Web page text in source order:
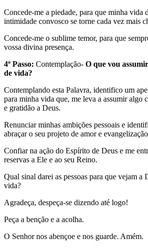
Concede-me a piedade, para que minha vida
intimidade convosco se torne cada vez mais
Concede-me o sublime temor, para que
vossa divina presença.
4º Passo: Contemplação- O que vou
de vida?
Contemplando esta Palavra, identifico um
para minha vida que, me leva a assumir algo
e gratidão a Deus.
Renunciar minhas ambições pessoais e
abraçar o seu projeto de amor e
Confiar na ação do Espírito de Deus e me
reservas a Ele e ao seu Reino.
Qual sinal darei as pessoas para que vejam a
vida?
Agradeça, despeça-se dizendo até logo!
Peça a benção e a acolha.
O Senhor nos abençoe e nos guarde. Amém.